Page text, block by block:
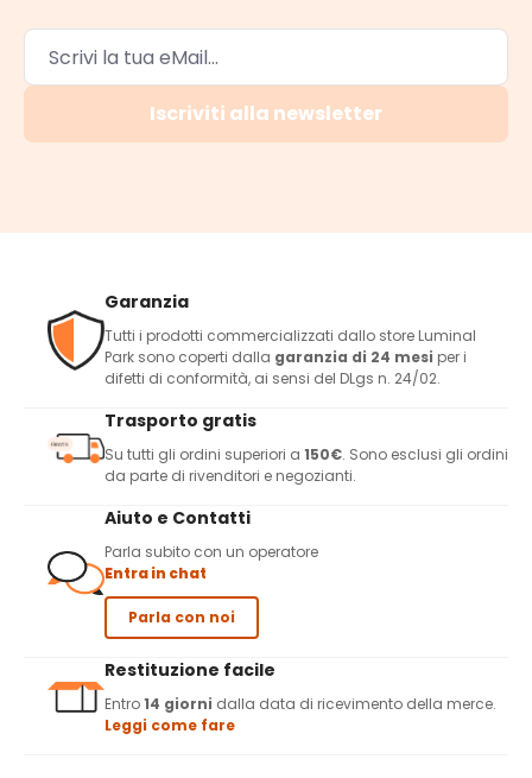
Iscriviti alla newsletter
Garanzia
Tutti i prodotti commercializzati dallo store Luminal
Park sono coperti dalla garanzia di 24 mesi per i
difetti di conformità, ai sensi del DLgs n. 24/02.
Trasporto gratis
Su tutti gli ordini superiori a 150€. Sono esclusi gli ordini
da parte di rivenditori e negozianti.
Aiuto e Contatti
Parla subito con un operatore
Entra in chat
Parla con noi
Restituzione facile
Entro14 giorni dalla data di ricevimento della merce.
Leggi come fare